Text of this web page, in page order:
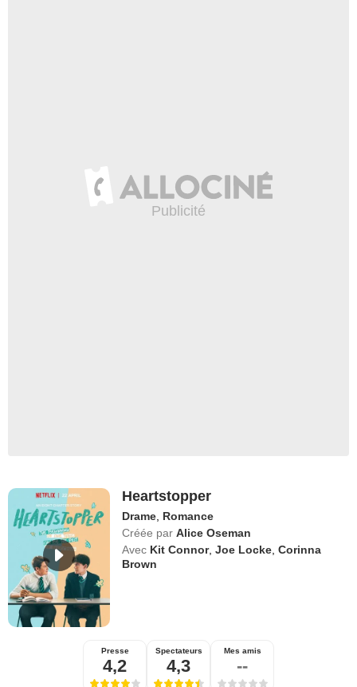
Heartstopper
Drame Romance
Créée par Alice Oseman
Avec Kit Connor,Joe Locke ,Corinna
Brown
Presse
4,2
Spectateurs
4,3
Mes amis
--